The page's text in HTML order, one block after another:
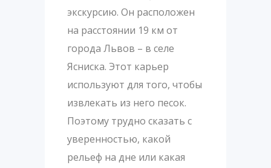
экскурсию. Он расположен
на расстоянии 19 км от
города Львов – в селе
Ясниска. Этот карьер
используют для того, чтобы
извлекать из него песок.
Поэтому трудно сказать с
уверенностью, какой
рельеф на дне или какая